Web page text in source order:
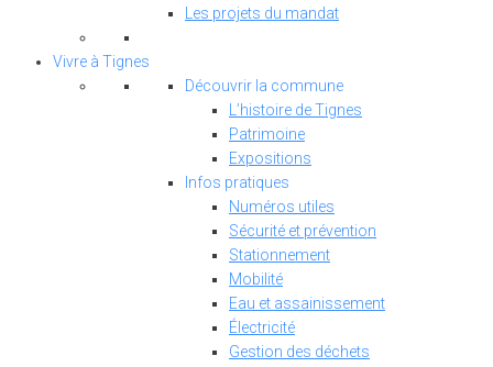
Les projets du mandat
Vivre à Tignes
Découvrir la commune
L’histoire de Tignes
Patrimoine
Expositions
Infos pratiques
Numéros utiles
Sécurité et prévention
Stationnement
Mobilité
Eau et assainissement
Électricité
Gestion des déchets